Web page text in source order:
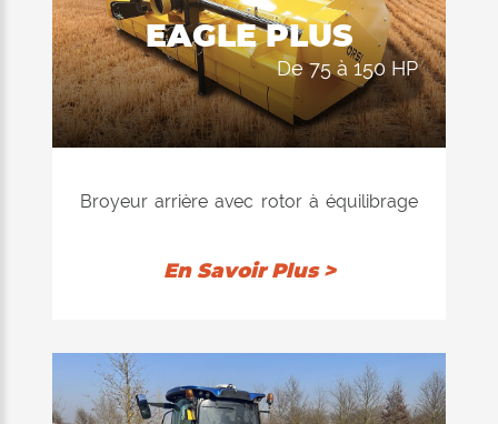
nettoyant pour permettre au produit
déchiqueté d'être déchargé derrière le
rouleau; La consommation d'énergie du
tracteur est ainsi réduite au minimum, ce
qui entraîne une réduction des dépenses.
l'intérieur du dispositif de coupe et de le
garantissent une excellente qualité de
EAGLE PLUS
de 75 à 150 HP
Broyeur arrière avec rotor à équilibrage
ou couteaux. Conseillé pour le broyage
terre, des artichauts, etc. L'équipement
de hachage consiste en un double cadre
interne entièrement construit en
En Savoir Plus >